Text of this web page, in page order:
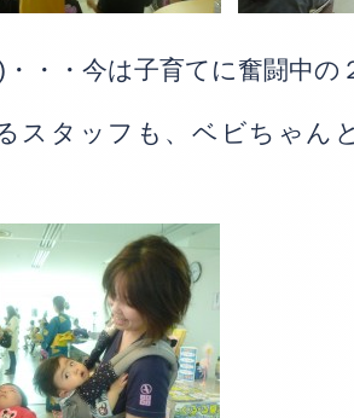
・・・今は子育てに奮闘中の
スタッフも、ベビちゃん